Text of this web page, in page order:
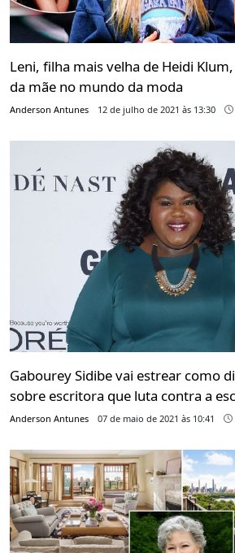
Leni, filha mais velha de Heidi
da mãe no mundo da moda
Anderson Antunes 12 de julho de 2021 às 13:30
Gabourey Sidibe vai estrear como
sobre escritora que luta contra a
Anderson Antunes 07 de maio de 2021 às 10:41